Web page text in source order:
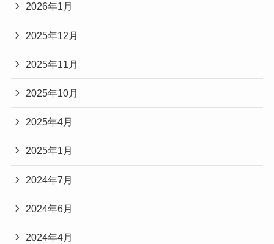
2026年1月
2025年12月
2025年11月
2025年10月
2025年4月
2025年1月
2024年7月
2024年6月
2024年4月